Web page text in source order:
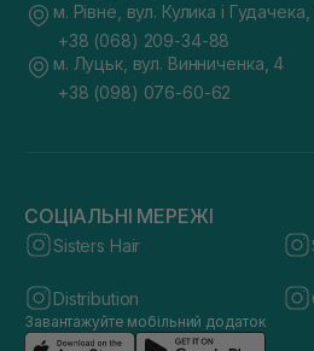
м. Рівне, вул. Кулика і
+38 (068) 209-34-88
м. Луцьк, вул. Винниченка, 4
+38 (098) 076-60-62
СОЦІАЛЬНІ МЕРЕЖІ
Sisters Hair
Distribution
Завантажуйте мобільний додаток